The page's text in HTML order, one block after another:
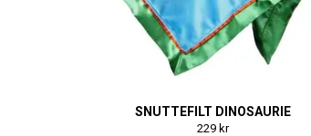
SNUTTEFILT DINOSAURIE
229 kr